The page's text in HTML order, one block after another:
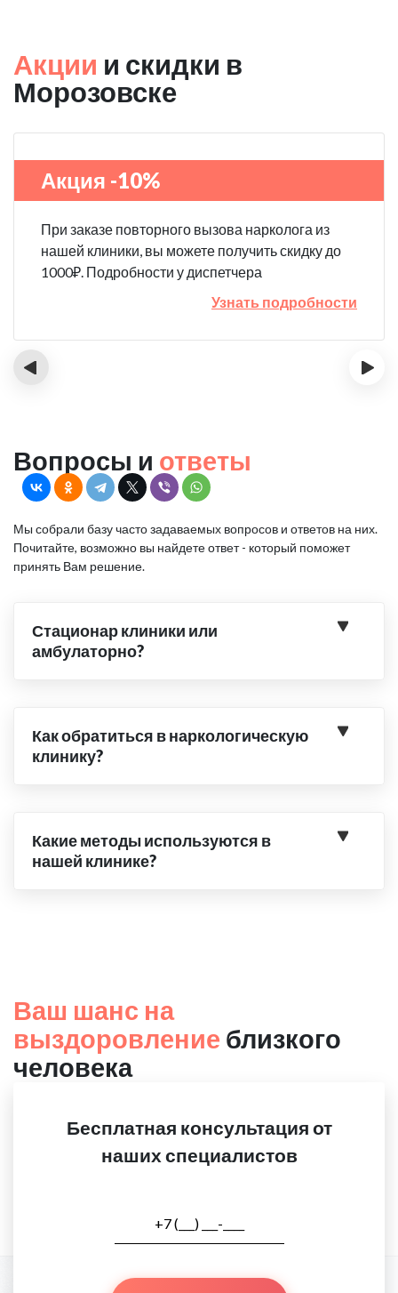
Акции и скидки в
Морозовске
Акция -10%
При заказе повторного вызова нарколога из
нашей клиники, вы можете получить скидку до
1000₽. Подробности у диспетчера
Узнать подробности
‹ ›
Вопросы и ответы
Мы собрали базу часто задаваемых вопросов и ответов на них.
Почитайте, возможно вы найдете ответ - который поможет
принять Вам решение.
Стационар клиники или
амбулаторно?
Как обратиться в наркологическую
клинику?
Какие методы используются в
нашей клинике?
Ваш шанс на
выздоровление близкого
человека
Бесплатная консультация от
наших специалистов